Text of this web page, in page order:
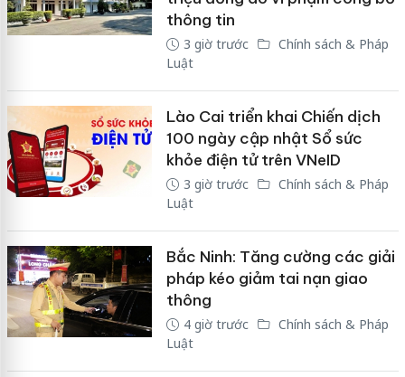
thông tin
3 giờ trước
Chính sách & Pháp
Luật
Lào Cai triển khai Chiến dịch
100 ngày cập nhật Sổ sức
khỏe điện tử trên VNeID
3 giờ trước
Chính sách & Pháp
Luật
Bắc Ninh: Tăng cường các giải
pháp kéo giảm tai nạn giao
thông
4 giờ trước
Chính sách & Pháp
Luật